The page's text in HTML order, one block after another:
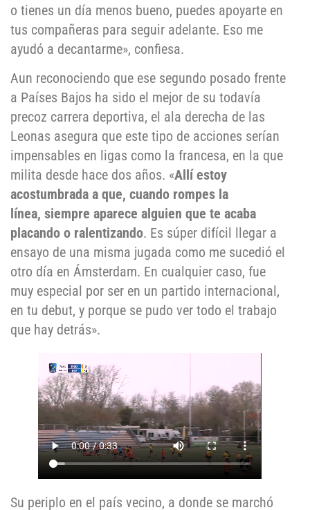
o tienes un día menos bueno, puedes apoyarte en
tus compañeras para seguir adelante. Eso me
ayudó a decantarme», confiesa.
Aun reconociendo que ese segundo posado frente
a Países Bajos ha sido el mejor de su todavía
precoz carrera deportiva, el ala derecha de las
Leonas asegura que este tipo de acciones serían
impensables en ligas como la francesa, en la que
milita desde hace dos años. «Allí estoy
acostumbrada a que, cuando rompes la
línea, siempre aparece alguien que te acaba
placando o ralentizando. Es súper difícil llegar a
ensayo de una misma jugada como me sucedió el
otro día en Ámsterdam. En cualquier caso, fue
muy especial por ser en un partido internacional,
en tu debut, y porque se pudo ver todo el trabajo
que hay detrás».
Su periplo en el país vecino, a donde se marchó